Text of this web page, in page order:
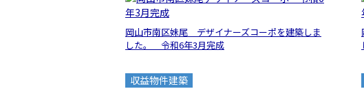
岡山市南区妹尾 デザイナーズコーポを建築しま
した。 令和6年3月完成
収益物件建築